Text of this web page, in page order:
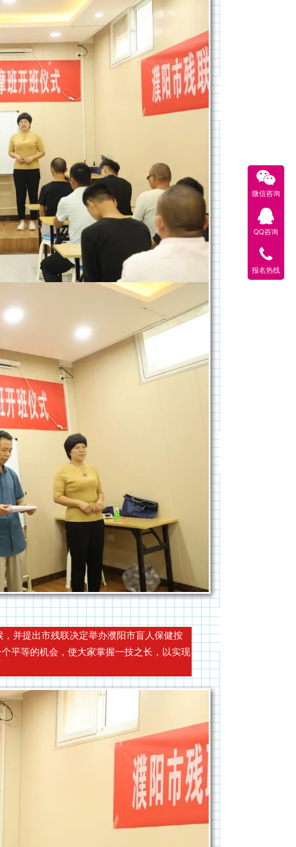
并提出市残联决定举办濮阳市盲人保健按
平等的机会，使大家掌握一技之长，以实现
微信咨询
QQ咨询
报名热线